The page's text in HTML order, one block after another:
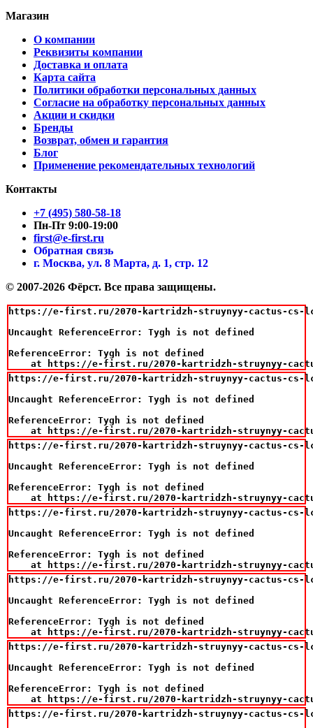
Магазин
О компании
Реквизиты компании
Доставка и оплата
Карта сайта
Политики обработки персональных данных
Согласие на обработку персональных данных
Акции и скидки
Бренды
Возврат, обмен и гарантия
Блог
Применение рекомендательных технологий
Контакты
+7 (495) 580-58-18
Пн-Пт 9:00-19:00
first@e-first.ru
Обратная связь
г. Москва, ул. 8 Марта, д. 1, стр. 12
© 2007-2026 Фёрст. Все права защищены.
https://e-first.ru/2070-kartridzh-struynyy-cactus-cs-
Uncaught ReferenceError: Tygh is not defined
ReferenceError: Tygh is not defined
at https://e-first.ru/2070-kartridzh-struynyy-
https://e-first.ru/2070-kartridzh-struynyy-cactus-cs-
Uncaught ReferenceError: Tygh is not defined
ReferenceError: Tygh is not defined
at https://e-first.ru/2070-kartridzh-struynyy-
https://e-first.ru/2070-kartridzh-struynyy-cactus-cs-
Uncaught ReferenceError: Tygh is not defined
ReferenceError: Tygh is not defined
at https://e-first.ru/2070-kartridzh-struynyy-
https://e-first.ru/2070-kartridzh-struynyy-cactus-cs-
Uncaught ReferenceError: Tygh is not defined
ReferenceError: Tygh is not defined
at https://e-first.ru/2070-kartridzh-struynyy-
https://e-first.ru/2070-kartridzh-struynyy-cactus-cs-
Uncaught ReferenceError: Tygh is not defined
ReferenceError: Tygh is not defined
at https://e-first.ru/2070-kartridzh-struynyy-
https://e-first.ru/2070-kartridzh-struynyy-cactus-cs-
Uncaught ReferenceError: Tygh is not defined
ReferenceError: Tygh is not defined
at https://e-first.ru/2070-kartridzh-struynyy-
https://e-first.ru/2070-kartridzh-struynyy-cactus-cs-